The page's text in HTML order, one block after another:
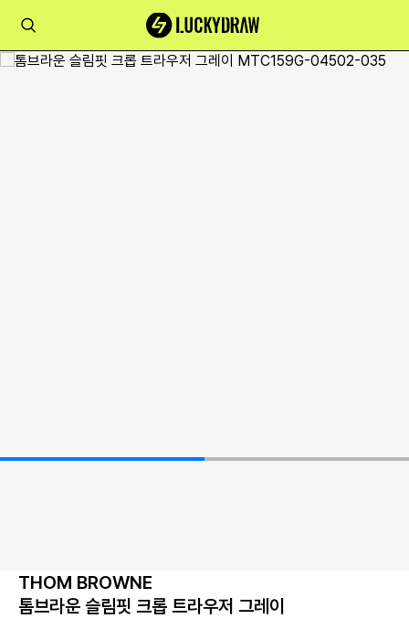
THOM BROWNE
톰브라운 슬림핏 크롭 트라우저 그레이